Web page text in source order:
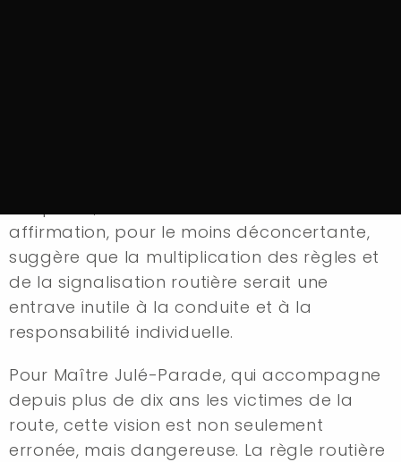
affirmation, pour le moins déconcertante,
suggère que la multiplication des règles et
de la signalisation routière serait une
entrave inutile à la conduite et à la
responsabilité individuelle.
Pour Maître Julé-Parade, qui accompagne
depuis plus de dix ans les victimes de la
route, cette vision est non seulement
erronée, mais dangereuse. La règle routière